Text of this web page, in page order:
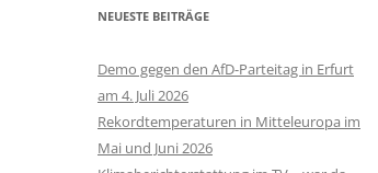
NEUESTE BEITRÄGE
Demo gegen den AfD-Parteitag in Erfurt
am 4. Juli 2026
Rekordtemperaturen in Mitteleuropa im
Mai und Juni 2026